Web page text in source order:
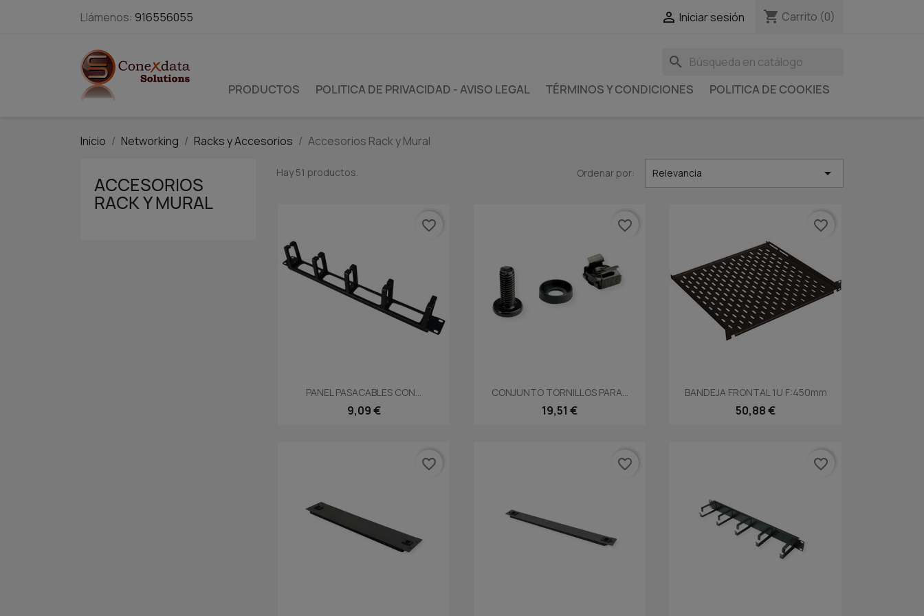
Llámenos: 916556055  Iniciar sesión shopping_cart Carrito (0)
search
PRODUCTOS POLITICA DE PRIVACIDAD - AVISO LEGAL TÉRMINOS Y CONDICIONES POLITICA DE COOKIES
Inicio Networking Racks y Accesorios Accesorios Rack y Mural
ACCESORIOS
RACK Y MURAL
Hay 51 productos. Ordenar por: Relevancia 
Vista rápida
PANEL PASACABLES CON...
9,09 €
favorite_border
Vista rápida
CONJUNTO TORNILLOS PARA...
19,51 €
favorite_border
Vista rápida
BANDEJA FRONTAL 1U F:450mm
50,88 €
favorite_border
favorite_border favorite_border favorite_border